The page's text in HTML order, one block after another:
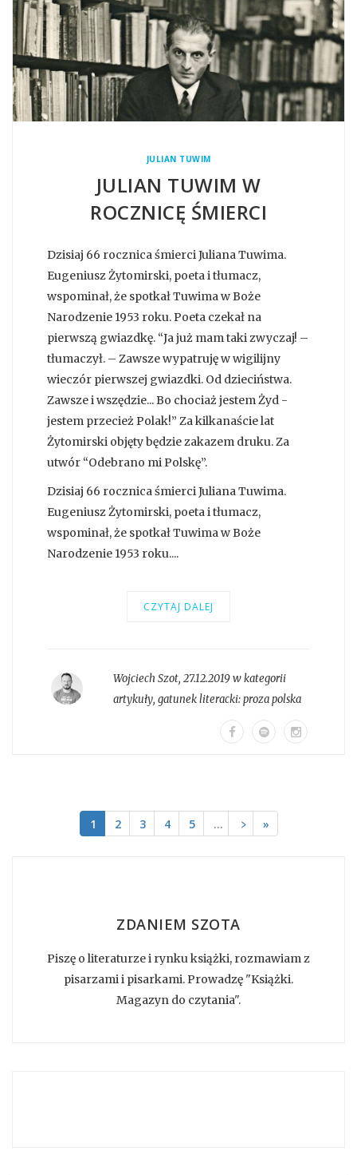
JULIAN TUWIM
JULIAN TUWIM W
ROCZNICĘ ŚMIERCI
Dzisiaj 66 rocznica śmierci Juliana Tuwima.
Eugeniusz Żytomirski, poeta i tłumacz,
wspominał, że spotkał Tuwima w Boże
Narodzenie 1953 roku. Poeta czekał na
pierwszą gwiazdkę. “Ja już mam taki zwyczaj! –
tłumaczył. – Zawsze wypatruję w wigilijny
wieczór pierwszej gwiazdki. Od dzieciństwa.
Zawsze i wszędzie... Bo chociaż jestem Żyd -
jestem przecież Polak!” Za kilkanaście lat
Żytomirski objęty będzie zakazem druku. Za
utwór “Odebrano mi Polskę”.
Dzisiaj 66 rocznica śmierci Juliana Tuwima.
Eugeniusz Żytomirski, poeta i tłumacz,
wspominał, że spotkał Tuwima w Boże
Narodzenie 1953 roku....
CZYTAJ DALEJ
Wojciech Szot, 27.12.2019 w kategorii
artykuły, gatunek literacki:proza polska
1 2 3 4 5 … ﹥ »
ZDANIEM SZOTA
Piszę o literaturze i rynku książki, rozmawiam z
pisarzami i pisarkami. Prowadzę "Książki.
Magazyn do czytania".